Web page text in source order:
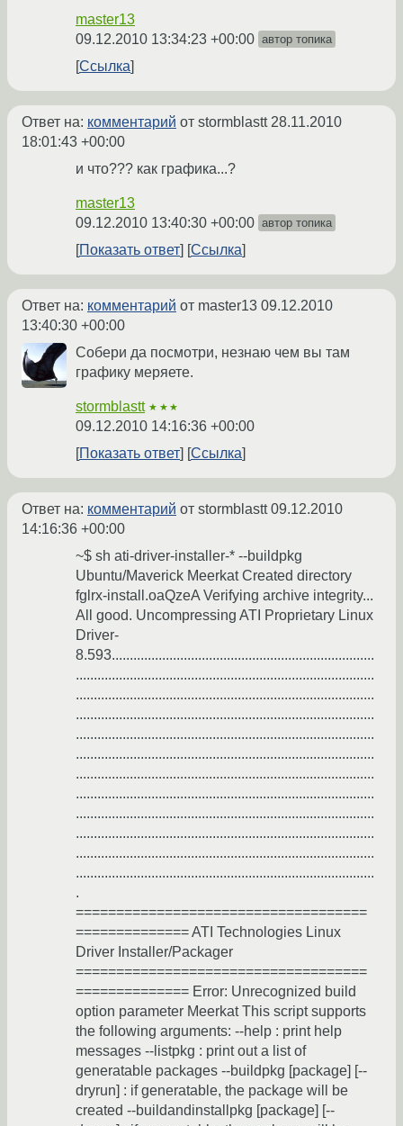
master13
09.12.2010 13:34:23 +00:00 автор топика
Ссылка
Ответ на: комментарий от stormblastt28.11.2010
18:01:43 +00:00
и что??? как графика...?
master13
09.12.2010 13:40:30 +00:00 автор топика
Показать ответ Ссылка
Ответ на: комментарий от master13 09.12.2010
13:40:30 +00:00
Собери да посмотри, незнаю чем вы там
графику меряете.
stormblastt ★★★
09.12.2010 14:16:36 +00:00
Показать ответ
Ссылка
Ответ на: комментарий от stormblastt09.12.2010
14:16:36 +00:00
~$ sh ati-driver-installer-* --buildpkg
Ubuntu/Maverick Meerkat Created directory
fglrx-install.oaQzeA Verifying archive integrity...
All good. Uncompressing ATI Proprietary Linux
Driver-
8.593.........................................................................
...................................................................................
...................................................................................
...................................................................................
...................................................................................
...................................................................................
...................................................................................
...................................................................................
...................................................................................
...................................................................................
...................................................................................
...................................................................................
.
====================================
============== ATI Technologies Linux
Driver Installer/Packager
====================================
============== Error: Unrecognized build
option parameter Meerkat This script supports
the following arguments: --help : print help
messages --listpkg : print out a list of
generatable packages --buildpkg [package] [--
dryrun] : if generatable, the package will be
created --buildandinstallpkg [package] [--